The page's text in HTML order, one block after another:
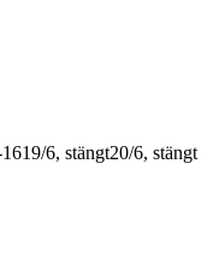
19/6, stängt20/6, stängt